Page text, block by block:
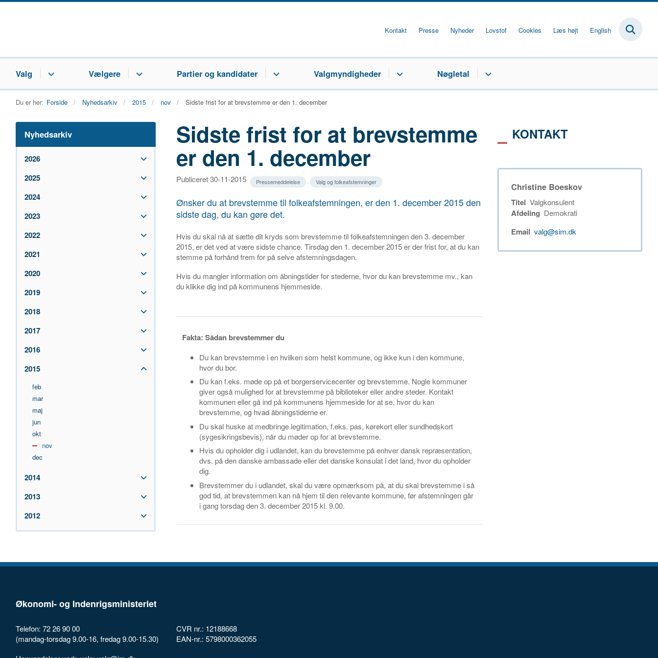
Kontakt Presse Nyheder Lovstof Cookies Læs højt English
Valg Vælgere Partier og kandidater Valgmyndigheder Nøgletal
Du er her: Forside Nyhedsarkiv 2015 nov Sidste frist for at brevstemme er den 1. december
Nyhedsarkiv
2026
2025
2024
2023
2022
2021
2020
2019
2018
2017
2016
2015
feb
mar
maj
jun
okt
nov
dec
2014
2013
2012
Sidste frist for at brevstemme
er den 1. december
Publiceret 30-11-2015 Pressemeddelelse Valg og folkeafstemninger
Ønsker du at brevstemme til folkeafstemningen, er den 1. december 2015 den
sidste dag, du kan gøre det.
Hvis du skal nå at sætte dit kryds som brevstemme til folkeafstemningen den 3. december
2015, er det ved at være sidste chance. Tirsdag den 1. december 2015 er der frist for, at du kan
stemme på forhånd frem for på selve afstemningsdagen.
Hvis du mangler information om åbningstider for stederne, hvor du kan brevstemme mv., kan
du klikke dig ind på kommunens hjemmeside.
Fakta: Sådan brevstemmer du
Du kan brevstemme i en hvilken som helst kommune, og ikke kun i den kommune,
hvor du bor.
Du kan f.eks. møde op på et borgerservicecenter og brevstemme. Nogle kommuner
giver også mulighed for at brevstemme på biblioteker eller andre steder. Kontakt
kommunen eller gå ind på kommunens hjemmeside for at se, hvor du kan
brevstemme, og hvad åbningstiderne er.
Du skal huske at medbringe legitimation, f.eks. pas, kørekort eller sundhedskort
(sygesikringsbevis), når du møder op for at brevstemme.
Hvis du opholder dig i udlandet, kan du brevstemme på enhver dansk repræsentation,
dvs. på den danske ambassade eller det danske konsulat i det land, hvor du opholder
dig.
Brevstemmer du i udlandet, skal du være opmærksom på, at du skal brevstemme i så
god tid, at brevstemmen kan nå hjem til den relevante kommune, før afstemningen går
i gang torsdag den 3. december 2015 kl. 9.00.
KONTAKT
Christine Boeskov
Titel Valgkonsulent
Afdeling Demokrati
Email valg@sim.dk
Økonomi- og Indenrigsministeriet
Telefon: 72 26 90 00
(mandag-torsdag 9.00-16, fredag 9.00-15.30)
CVR nr.: 12188668
EAN-nr.: 5798000362055